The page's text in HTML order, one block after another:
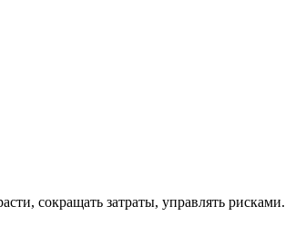
cокращать затраты, управлять рисками.